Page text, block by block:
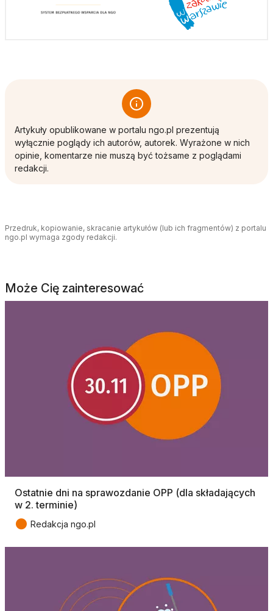
Artykuły opublikowane w portalu ngo.pl prezentują
wyłącznie poglądy ich autorów, autorek. Wyrażone w nich
opinie, komentarze nie muszą być tożsame z poglądami
redakcji.
Przedruk, kopiowanie, skracanie artykułów (lub ich fragmentów) z portalu
ngo.pl wymaga zgody redakcji.
Może Cię zainteresować
Ostatnie dni na sprawozdanie OPP (dla składających
w 2. terminie)
● Redakcja ngo.pl